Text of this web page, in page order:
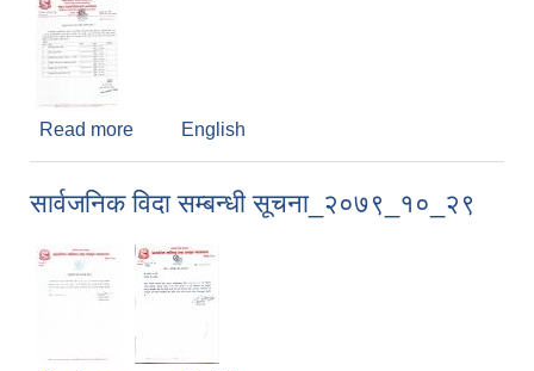
Read more about नि:शुल्क प्रजनन् स्वास्थ्य शिविर सम्बन्धी
English
सार्वजनिक विदा सम्बन्धी सूचना_२०७९_१०_२९